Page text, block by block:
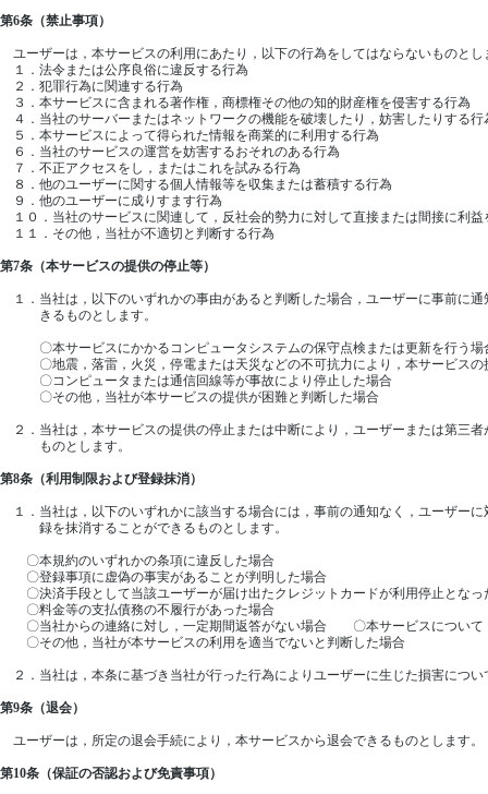
第6条（禁止事項）
ユーザーは，本サービスの利用にあたり，以下の行為をしてはならないものとし
１．法令または公序良俗に違反する行為
２．犯罪行為に関連する行為
３．本サービスに含まれる著作権，商標権その他の知的財産権を侵害する行為
４．当社のサーバーまたはネットワークの機能を破壊したり，妨害したりする行
５．本サービスによって得られた情報を商業的に利用する行為
６．当社のサービスの運営を妨害するおそれのある行為
７．不正アクセスをし，またはこれを試みる行為
８．他のユーザーに関する個人情報等を収集または蓄積する行為
９．他のユーザーに成りすます行為
１０．当社のサービスに関連して，反社会的勢力に対して直接または間接に利益
１１．その他，当社が不適切と判断する行為
第7条（本サービスの提供の停止等）
１．当社は，以下のいずれかの事由があると判断した場合，ユーザーに事前に
きるものとします。
〇本サービスにかかるコンピュータシステムの保守点検または更新を行う場
〇地震，落雷，火災，停電または天災などの不可抗力により，本サービスの
〇コンピュータまたは通信回線等が事故により停止した場合
〇その他，当社が本サービスの提供が困難と判断した場合
２．当社は，本サービスの提供の停止または中断により，ユーザーまたは第三
ものとします。
第8条（利用制限および登録抹消）
１．当社は，以下のいずれかに該当する場合には，事前の通知なく，ユーザー
録を抹消することができるものとします。
〇本規約のいずれかの条項に違反した場合
〇登録事項に虚偽の事実があることが判明した場合
〇決済手段として当該ユーザーが届け出たクレジットカードが利用停止となっ
〇料金等の支払債務の不履行があった場合
〇当社からの連絡に対し，一定期間返答がない場合 〇本サービスについて
〇その他，当社が本サービスの利用を適当でないと判断した場合
２．当社は，本条に基づき当社が行った行為によりユーザーに生じた損害につ
第9条（退会）
ユーザーは，所定の退会手続により，本サービスから退会できるものとします。
第10条（保証の否認および免責事項）